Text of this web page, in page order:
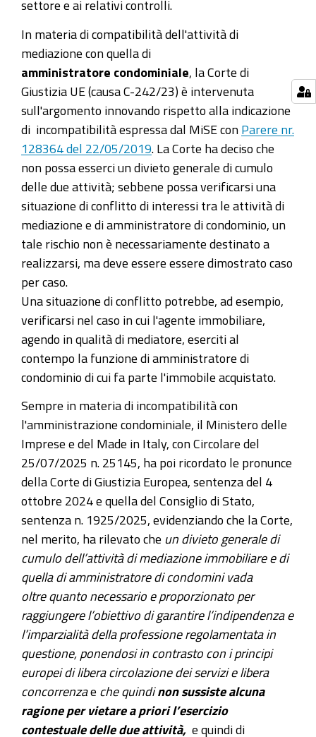
settore e ai relativi controlli.
In materia di compatibilità dell'attività di
mediazione con quella di
amministratore condominiale , la Corte di
Giustizia UE (causa C-242/23) è intervenuta
sull'argomento innovando rispetto alla indicazione
di incompatibilità espressa dal MiSE con Parere nr.
128364 del 22/05/2019 . La Corte ha deciso che
non possa esserci un divieto generale di cumulo
delle due attività; sebbene possa verificarsi una
situazione di conflitto di interessi tra le attività di
mediazione e di amministratore di condominio, un
tale rischio non è necessariamente destinato a
realizzarsi, ma deve essere essere dimostrato caso
per caso.
Una situazione di conflitto potrebbe, ad esempio,
verificarsi nel caso in cui l'agente immobiliare,
agendo in qualità di mediatore, eserciti al
contempo la funzione di amministratore di
condominio di cui fa parte l'immobile acquistato.
Sempre in materia di incompatibilità con
l'amministrazione condominiale, il Ministero delle
Imprese e del Made in Italy, con Circolare del
25/07/2025 n. 25145, ha poi ricordato le pronunce
della Corte di Giustizia Europea, sentenza del 4
ottobre 2024 e quella del Consiglio di Stato,
sentenza n. 1925/2025, evidenziando che la Corte,
nel merito, ha rilevato che un divieto generale di
cumulo dell’attività di mediazione immobiliare e di
quella di amministratore di condomini vada
oltre quanto necessario e proporzionato per
raggiungere l’obiettivo di garantire l’indipendenza e
l’imparzialità della professione regolamentata in
questione, ponendosi in contrasto con i principi
europei di libera circolazione dei servizi e libera
concorrenzae che quindinon sussiste alcuna
ragione per vietare a priori l’esercizio
contestuale delle due attività, e quindi di